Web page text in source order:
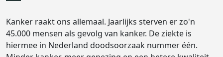
Kanker raakt ons allemaal. Jaarlijks sterven er zo'n
45.000 mensen als gevolg van kanker. De ziekte is
hiermee in Nederland doodsoorzaak nummer één.